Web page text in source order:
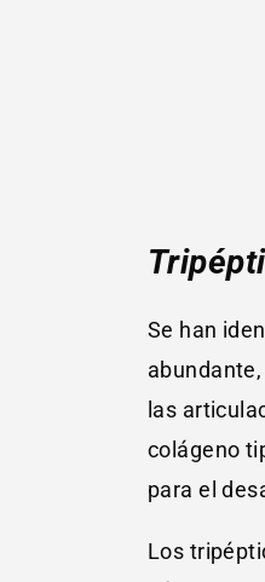
Se han
las
colágeno
para el
Los